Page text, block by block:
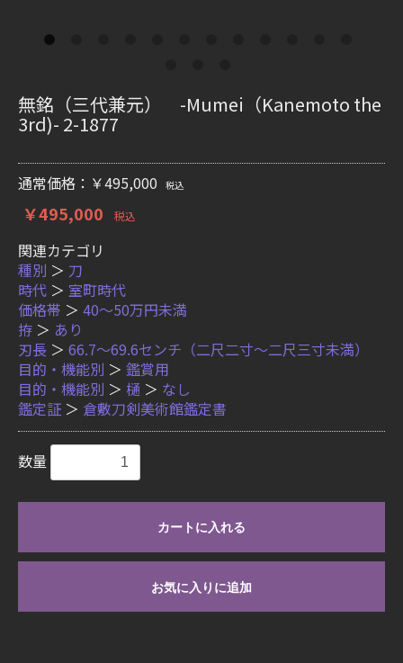
無銘（三代兼元） -Mumei（Kanemoto the
3rd)- 2-1877
通常価格：￥495,000 税込
￥495,000 税込
関連カテゴリ
種別 ＞ 刀
時代 ＞ 室町時代
価格帯 ＞ 40〜50万円未満
拵 ＞ あり
刃長 ＞ 66.7〜69.6センチ（二尺二寸〜二尺三寸未満）
目的・機能別 ＞ 鑑賞用
目的・機能別 ＞ 樋 ＞ なし
鑑定証 ＞ 倉敷刀剣美術館鑑定書
数量
カートに入れる
お気に入りに追加